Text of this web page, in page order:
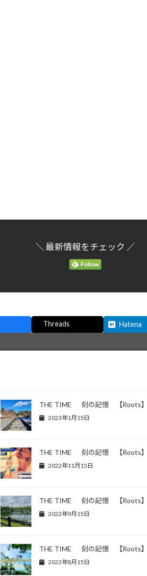
＼ 最新情報をチェック ／
Threads Hatena
THE TIME 刻の記憶 【Roots】
2023年1月15日
THE TIME 刻の記憶 【Roots】
2022年11月15日
THE TIME 刻の記憶 【Roots】
2022年9月15日
THE TIME 刻の記憶 【Roots】
2022年8月15日